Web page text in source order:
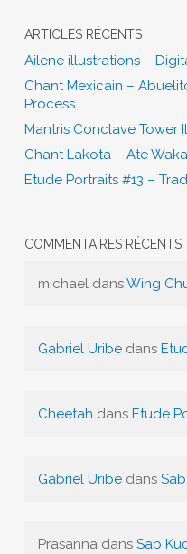
ARTICLES RÉCENTS
Ailene illustrations –
Chant Mexicain –
Process
Mantris Conclave Tower
Chant Lakota – Ate
Etude Portraits #13 –
COMMENTAIRES RÉCENTS
michaeldansWing
Gabriel Uribedans
Cheetah dans Etude
Gabriel Uribedans
Prasannadans Sab